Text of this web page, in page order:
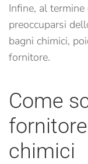
Infine, al termine
preoccuparsi
bagni chimici,
fornitore.
Come
chimici